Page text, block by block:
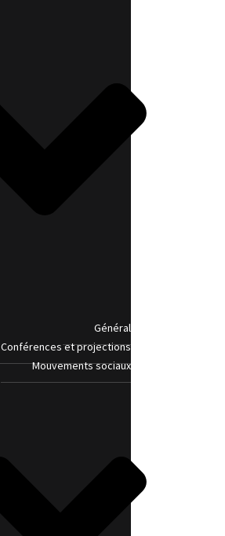
Général
Conférences et projections
Mouvements sociaux